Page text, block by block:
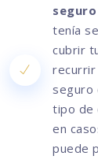
tenía
cubrir
recurrir
seguro
tipo de
en
puede